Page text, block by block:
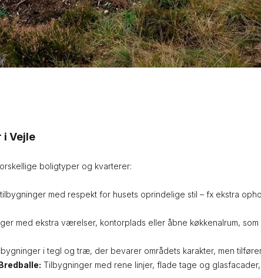
Vejle
boligtyper og kvarterer:
med respekt for husets oprindelige stil – fx ekstra
med ekstra værelser, kontorplads eller åbne køkkenalrum,
i tegl og træ, der bevarer områdets karakter, men
Tilbygninger med rene linjer, flade tage og